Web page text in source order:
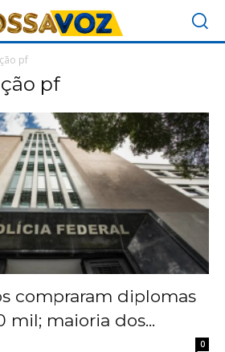
pf
pf
compraram diplomas
mil; maioria dos...
0